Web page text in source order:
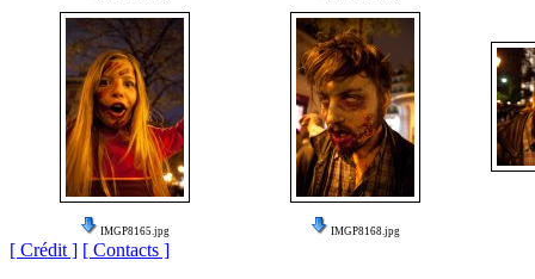
IMGP8165.jpg IMGP8168.jpg
[ Crédit ] [ Contacts ]